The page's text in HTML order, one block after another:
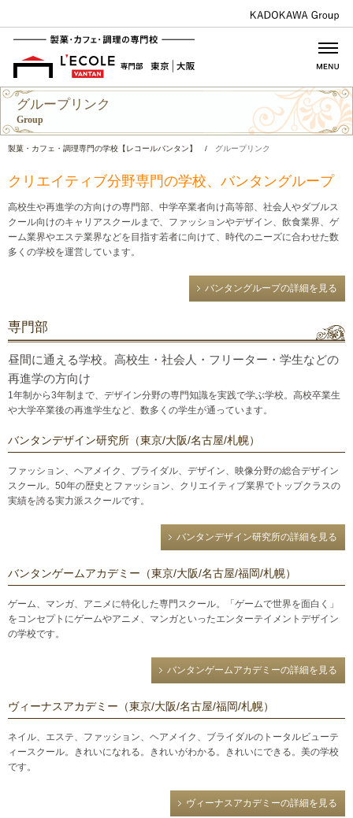
グループリンク
Group
製菓・カフェ・調理専門の学校【レコールバンタン】 / グループリンク
クリエイティブ分野専門の学校、バンタングループ
高校生や再進学の方向けの専門部、中学卒業者向け高等部、社会人やダブルス
クール向けのキャリアスクールまで、ファッションやデザイン、飲食業界、ゲ
ーム業界やエステ業界などを目指す若者に向けて、時代のニーズに合わせた数
多くの学校を運営しています。
バンタングループの詳細を見る
専門部
昼間に通える学校。高校生・社会人・フリーター・学生などの
再進学の方向け
1年制から3年制まで、デザイン分野の専門知識を実践で学ぶ学校。高校卒業生
や大学卒業後の再進学生など、数多くの学生が通っています。
バンタンデザイン研究所（東京/大阪/名古屋/札幌）
ファッション、ヘアメイク、ブライダル、デザイン、映像分野の総合デザイン
スクール。50年の歴史とファッション、クリエイティブ業界でトップクラスの
実績を誇る実力派スクールです。
バンタンデザイン研究所の詳細を見る
バンタンゲームアカデミー（東京/大阪/名古屋/福岡/札幌）
ゲーム、マンガ、アニメに特化した専門スクール。「ゲームで世界を面白く」
をコンセプトにゲームやアニメ、マンガといったエンターテイメントデザイン
の学校です。
バンタンゲームアカデミーの詳細を見る
ヴィーナスアカデミー（東京/大阪/名古屋/福岡/札幌）
ネイル、エステ、ファッション、ヘアメイク、ブライダルのトータルビューテ
ィースクール。きれいになれる。きれいがわかる。きれいにできる。美の学校
です。
ヴィーナスアカデミーの詳細を見る